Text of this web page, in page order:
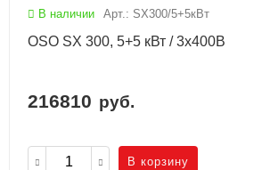
В наличии Арт.: SX300/5+5кВт
OSO SX 300, 5+5 кВт / 3x400В
216810 руб.
В корзину